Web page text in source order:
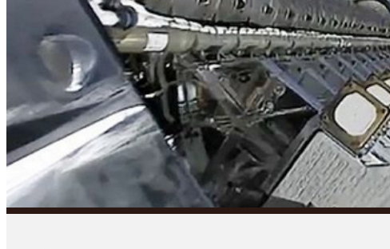
PATREON : AVANTAGES & SOUTIEN
MENU